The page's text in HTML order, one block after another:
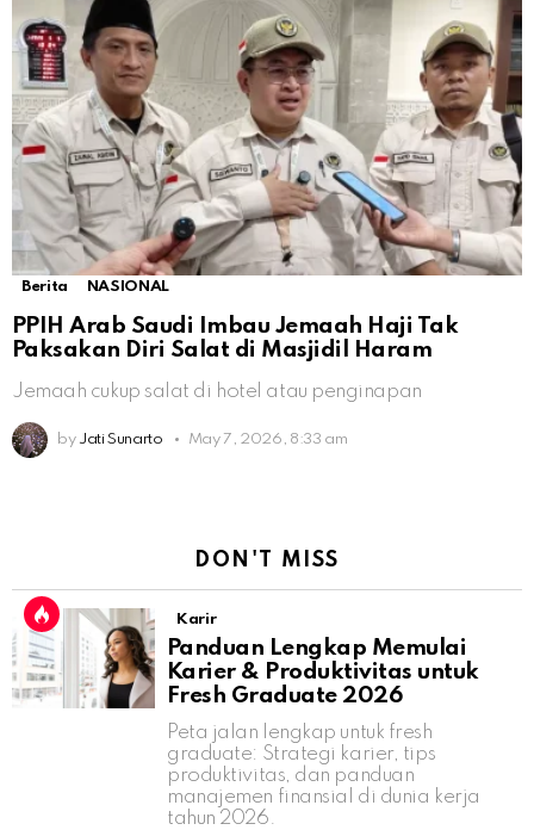
Berita NASIONAL
PPIH Arab Saudi Imbau Jemaah Haji Tak
Paksakan Diri Salat di Masjidil Haram
Jemaah cukup salat di hotel atau penginapan
by Jati Sunarto May 7, 2026, 8:33 am
DON'T MISS
Karir
Panduan Lengkap Memulai
Karier & Produktivitas untuk
Fresh Graduate 2026
Peta jalan lengkap untuk fresh
graduate: Strategi karier, tips
produktivitas, dan panduan
manajemen finansial di dunia kerja
tahun 2026.